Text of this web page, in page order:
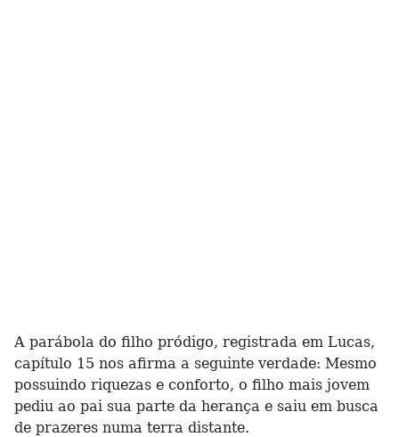
A parábola do filho pródigo, registrada em Lucas,
capítulo 15 nos afirma a seguinte verdade: Mesmo
possuindo riquezas e conforto, o filho mais jovem
pediu ao pai sua parte da herança e saiu em busca
de prazeres numa terra distante.